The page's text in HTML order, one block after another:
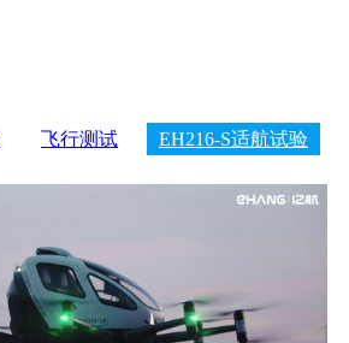
飞行测试 EH216-S适航试验